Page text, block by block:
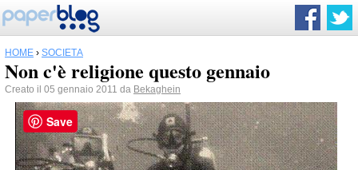
HOME › SOCIETÀ
Non c'è religione questo gennaio
Creato il 05 gennaio 2011 da Bekaghein
Save